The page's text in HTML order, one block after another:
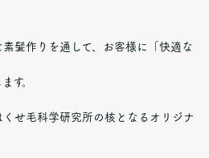
髪作りを通して、お客様に「快適な
す。
せ毛科学研究所の核となるオリジナ